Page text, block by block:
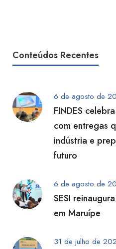
Conteúdos Recentes
6 de agosto de
FINDES
com entregas
indústria e
futuro
6 de agosto de
SESI
em Maruípe
31 de julho de